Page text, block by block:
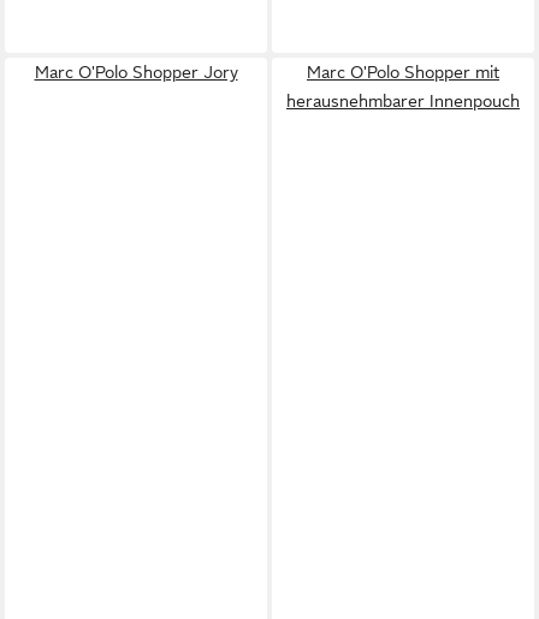
Marc O'Polo Shopper Jory
Marc O'Polo Shopper mit
herausnehmbarer Innenpouch